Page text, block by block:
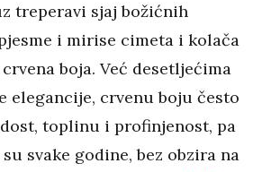
treperavi sjaj božićnih
i mirise cimeta i kolača
boja. Već desetljećima
elegancije, crvenu boju često
toplinu i profinjenost, pa
svake godine, bez obzira na